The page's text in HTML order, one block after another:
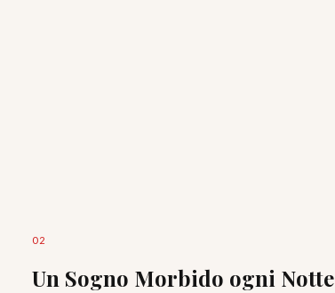
02
Un Sogno Morbido ogni Notte